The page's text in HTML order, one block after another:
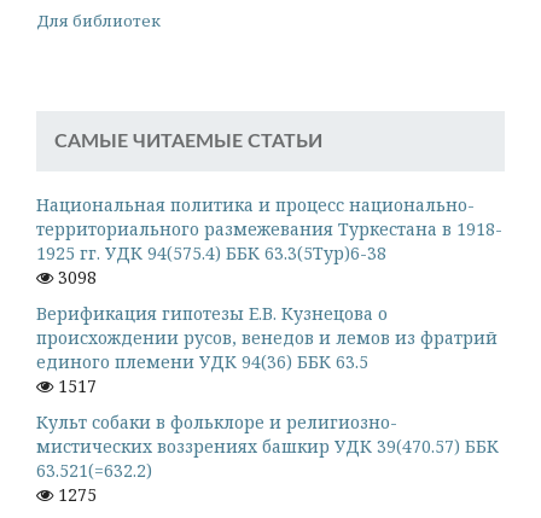
Для библиотек
САМЫЕ ЧИТАЕМЫЕ СТАТЬИ
Национальная политика и процесс национально-
территориального размежевания Туркестана в 1918-
1925 гг. УДК 94(575.4) ББК 63.3(5Тур)6-38
3098
Верификация гипотезы Е.В. Кузнецова о
происхождении русов, венедов и лемов из фратрий
единого племени УДК 94(36) ББК 63.5
1517
Культ собаки в фольклоре и религиозно-
мистических воззрениях башкир УДК 39(470.57) ББК
63.521(=632.2)
1275